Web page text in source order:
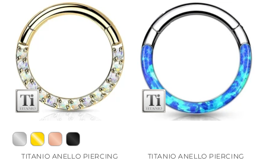
TITANIO ANELLO PIERCING
TITANIO ANELLO PIERCING